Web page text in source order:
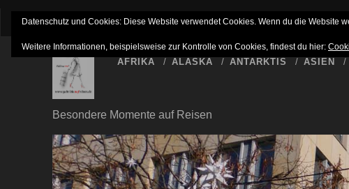
IMPRESSUM NETTIQUETTE HAFTUNGSAUSSCHLUSS
Besondere Momente auf Reisen
AFRIKA ALASKA ANTARKTIS ASIEN
Datenschutz und Cookies: Diese Website verwendet Cookies. Wenn du die Website
Weitere Informationen, beispielsweise zur Kontrolle von Cookies, findest du hier: